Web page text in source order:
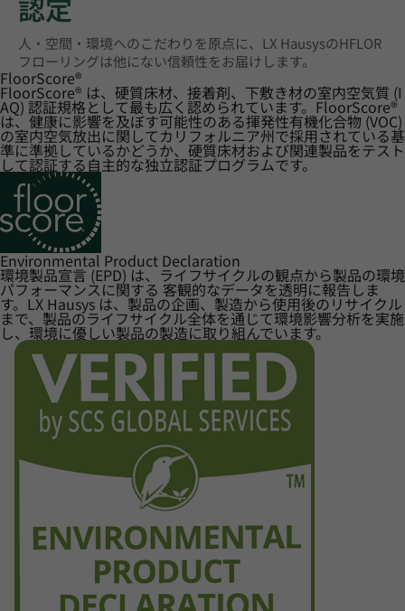
認定
人・空間・環境へのこだわりを原点に、LX HausysのHFLOR
フローリングは他にない信頼性をお届けします。
FloorScore®
FloorScore® は、硬質床材、接着剤、下敷き材の室内空気質 (I
AQ) 認証規格として最も広く認められています。FloorScore®
は、健康に影響を及ぼす可能性のある揮発性有機化合物 (VOC)
の室内空気放出に関してカリフォルニア州で採用されている基
準に準拠しているかどうか、硬質床材および関連製品をテスト
して認証する自主的な独立認証プログラムです。
Environmental Product Declaration
環境製品宣言 (EPD) は、ライフサイクルの観点から製品の環境
パフォーマンスに関する 客観的なデータを透明に報告しま
す。LX Hausys は、製品の企画、製造から使用後のリサイクル
まで、製品のライフサイクル全体を通じて環境影響分析を実施
し、環境に優しい製品の製造に取り組んでいます。